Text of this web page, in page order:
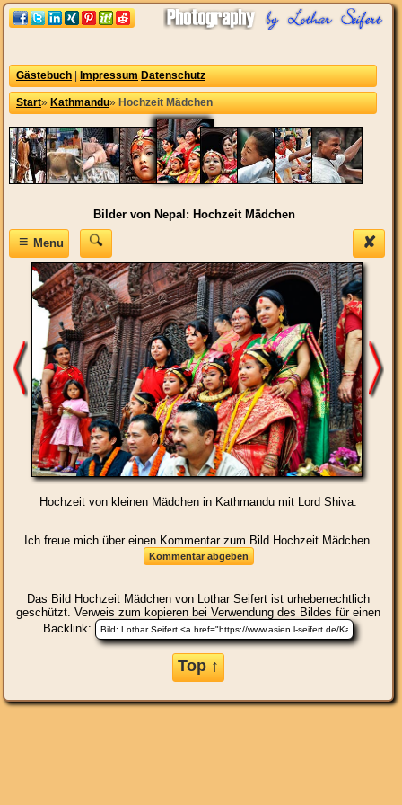
Gästebuch Impressum Datenschutz
Start» Kathmandu» Hochzeit Mädchen
Bilder von Nepal: Hochzeit Mädchen
✘
≡Menu
Hochzeit von kleinen Mädchen in Kathmandu mit Lord Shiva.
Ich freue mich über einen Kommentar zum Bild Hochzeit Mädchen
Das Bild Hochzeit Mädchen von Lothar Seifert ist urheberrechtlich
geschützt. Verweis zum kopieren bei Verwendung des Bildes für einen
Backlink:
Top ↑